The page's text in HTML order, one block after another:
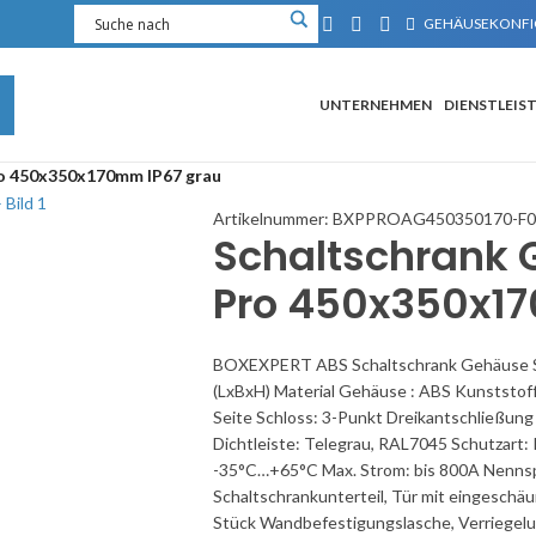
UNTERNEHMEN
IP67 grau
Artikelnummer: BXPPROAG450350170-
Schaltschrank
Pro
BOXEXPERT ABS Schaltschrank
(LxBxH) Material Gehäuse : ABS
Seite Schloss: 3-Punkt
Dichtleiste: Telegrau, RAL7045
-35°C…+65°C Max. Strom: bis 800A
Schaltschrankunterteil, Tür mit
Stück Wandbefestigungslasche,